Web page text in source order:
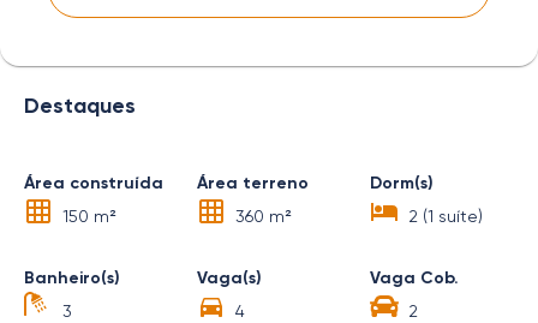
Destaques
Área construída
150 m²
Área terreno
360 m²
Dorm(s)
2 (1 suíte)
Banheiro(s)
3
Vaga(s)
4
Vaga Cob.
2